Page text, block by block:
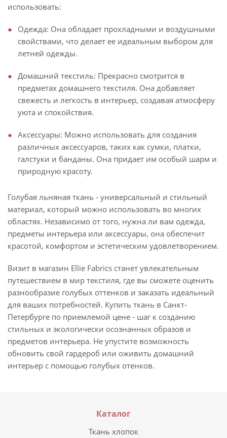
использовать:
Одежда: Она обладает прохладными и воздушными
свойствами, что делает ее идеальным выбором для
летней одежды.
Домашний текстиль: Прекрасно смотрится в
предметах домашнего текстиля. Она добавляет
свежесть и легкость в интерьер, создавая атмосферу
уюта и спокойствия.
Аксессуары: Можно использовать для создания
различных аксессуаров, таких как сумки, платки,
галстуки и банданы. Она придает им особый шарм и
природную красоту.
Голубая льняная ткань - универсальный и стильный
материал, который можно использовать во многих
областях. Независимо от того, нужна ли вам одежда,
предметы интерьера или аксессуары, она обеспечит
красотой, комфортом и эстетическим удовлетворением.
Визит в магазин Ellie Fabrics станет увлекательным
путешествием в мир текстиля, где вы сможете оценить
разнообразие голубых оттенков и заказать идеальный
для ваших потребностей. Купить ткань в Санкт-
Петербурге по приемлемой цене - шаг к созданию
стильных и экологически осознанных образов и
предметов интерьера. Не упустите возможность
обновить свой гардероб или оживить домашний
интерьер с помощью голубых отенков.
Каталог
Ткань хлопок